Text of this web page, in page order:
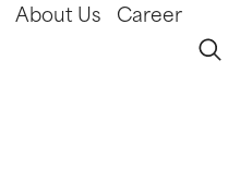
About Us Career